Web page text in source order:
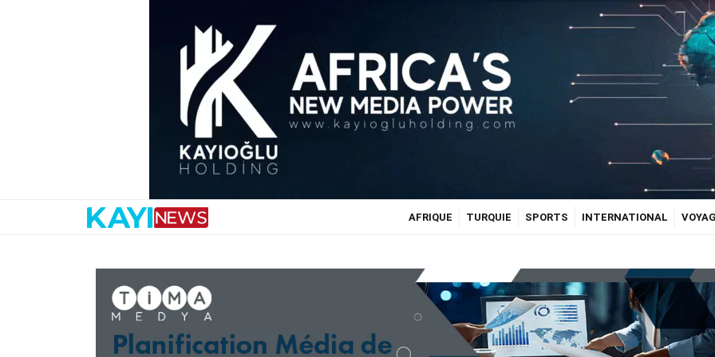
AFRIQUE TURQUIE SPORTS INTERNATIONAL